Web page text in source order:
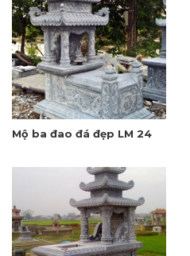
Mộ ba đao đá đẹp LM 24